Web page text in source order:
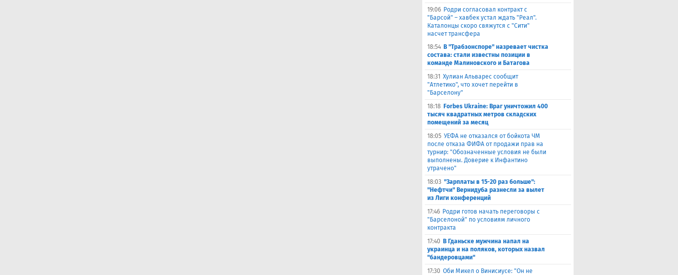
19:06 Родри согласовал контракт с
"Барсой" – хавбек устал ждать "Реал".
Каталонцы скоро свяжутся с "Сити"
насчет трансфера
18:54 В "Трабзонспоре" назревает чистка
состава: стали известны позиции в
команде Малиновского и Батагова
18:31 Хулиан Альварес сообщит
"Атлетико", что хочет перейти в
"Барселону"
18:18 Forbes Ukraine: Враг уничтожил 400
тысяч квадратных метров складских
помещений за месяц
18:05 УЕФА не отказался от бойкота ЧМ
после отказа ФИФА от продажи прав на
турнир: "Обозначенные условия не были
выполнены. Доверие к Инфантино
утрачено"
18:03 "Зарплаты в 15-20 раз больше":
"Нефтчи" Вернидуба разнесли за вылет
из Лиги конференций
17:46 Родри готов начать переговоры с
"Барселоной" по условиям личного
контракта
17:40 В Гданьске мужчина напал на
украинца и на поляков, которых назвал
"бандеровцами"
17:30 Оби Микел о Винисиусе: "Он не